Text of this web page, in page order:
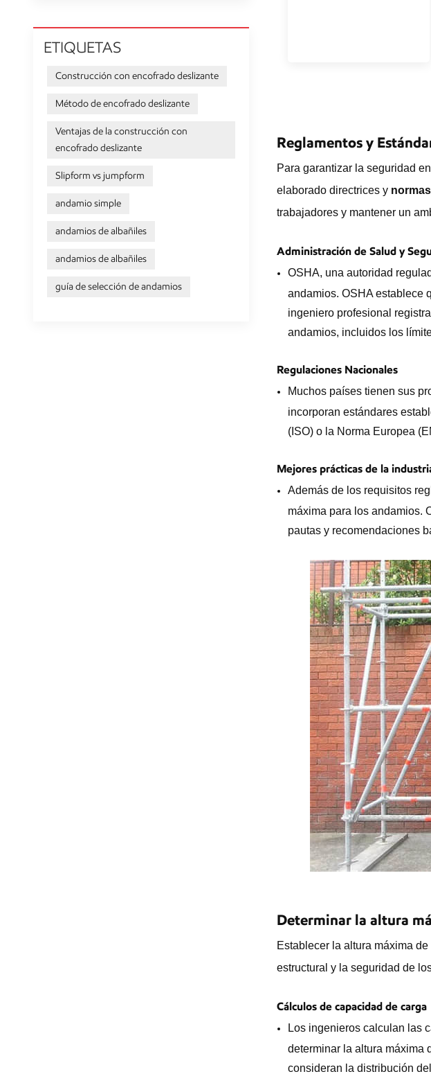
Reglamentos y
Para garantizar la seguridad
elaborado directrices y
trabajadores y mantener un
Administración de Salud y
OSHA, una autoridad
andamios. OSHA establece
ingeniero profesional
andamios, incluidos los
Regulaciones Nacionales
Muchos países tienen sus
incorporan estándares
(ISO) o la Norma Europea
Mejores prácticas de la
Además de los requisitos
máxima para los andamios.
pautas y recomendaciones
Determinar la altura
Establecer la altura máxima
estructural y la seguridad de
Cálculos de capacidad de carga
Los ingenieros calculan las
determinar la altura máxima
consideran la distribución
ETIQUETAS
Construcción con encofrado deslizante
Método de encofrado deslizante
Ventajas de la construcción con
encofrado deslizante
Slipform vs jumpform
andamio simple
andamios de albañiles
andamios de albañiles
guía de selección de andamios